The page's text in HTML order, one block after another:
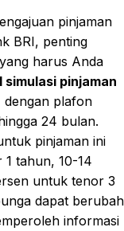
pinjaman
BRI, penting
harus Anda
simulasi pinjaman
dengan plafon
24 bulan.
pinjaman ini
tahun, 10-14
untuk tenor 3
dapat berubah
informasi